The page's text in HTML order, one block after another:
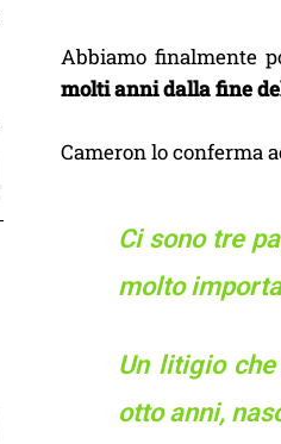
Abbiamo finalmente
molti anni dalla fine
Cameron lo conferma
Ci sono tre
molto
Un litigio
otto anni,